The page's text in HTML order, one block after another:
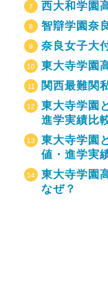
西大和学園
智辯学園奈
奈良女子大
東大寺学園
関西最難関
東大寺学園
進学実績比
東大寺学園
値・進学実
東大寺学園
なぜ？